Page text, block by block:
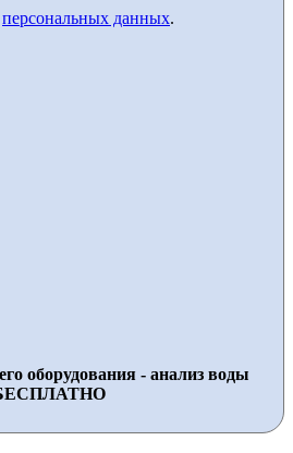
персональных данных.
оборудования - анализ воды